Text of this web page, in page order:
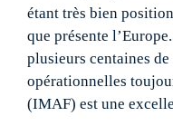
étant très bien
que présente
plusieurs centaines
opérationnelles
(IMAF) est une